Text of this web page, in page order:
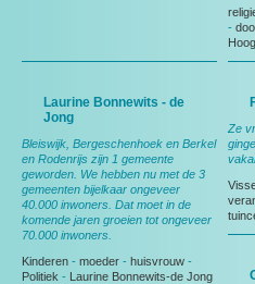
-
Laurine Bonnewits - de
Jong
Bleiswijk, Bergeschenhoek en Berkel
en Rodenrijs zijn 1 gemeente
geworden. We hebben nu met de 3
gemeenten bijelkaar ongeveer
40.000 inwoners. Dat moet in de
komende jaren groeien tot ongeveer
70.000 inwoners.
Kinderen - moeder - huisvrouw -
Politiek - Laurine Bonnewits-de Jong
Ze